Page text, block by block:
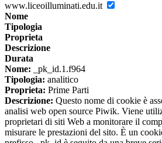
www.liceoilluminati.edu.it
Nome
Tipologia
Proprieta
Descrizione
Durata
Nome: _pk_id.1.f964
Tipologia: analitico
Proprieta: Prime Parti
Descrizione: Questo nome di cookie è
analisi web open source Piwik. Viene
proprietari di siti Web a monitorare il
misurare le prestazioni del sito. È un